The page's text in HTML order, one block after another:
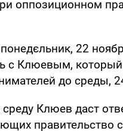
оппозиционном
22
с Клюевым,
до среды,
Клюев даст
правительство